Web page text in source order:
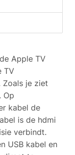
Apple TV
TV
je ziet
Op
kabel de
is de hdmi
verbindt.
USB kabel en